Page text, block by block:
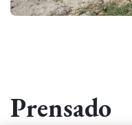
Prensado